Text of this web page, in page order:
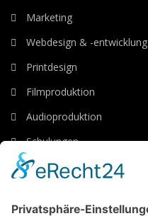
Marketing
Webdesign & -entwicklung
Printdesign
Filmproduktion
Audioproduktion
Schulungen
Luftaufnahmen